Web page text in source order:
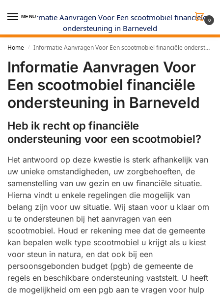
MENU
0
Home / Informatie Aanvragen Voor Een scootmobiel financiële ondersteuning in Barneveld
Informatie Aanvragen Voor
Een scootmobiel financiële
ondersteuning in Barneveld
Heb ik recht op financiële
ondersteuning voor een scootmobiel?
Het antwoord op deze kwestie is sterk afhankelijk van
uw unieke omstandigheden, uw zorgbehoeften, de
samenstelling van uw gezin en uw financiële situatie.
Hierna vindt u enkele regelingen die mogelijk van
belang zijn voor uw situatie. Wij staan voor u klaar om
u te ondersteunen bij het aanvragen van een
scootmobiel. Houd er rekening mee dat de gemeente
kan bepalen welk type scootmobiel u krijgt als u kiest
voor steun in natura, en dat ook bij een
persoonsgebonden budget (pgb) de gemeente de
regels en beschikbare ondersteuning vaststelt. U heeft
de mogelijkheid om een pgb aan te vragen voor hulp